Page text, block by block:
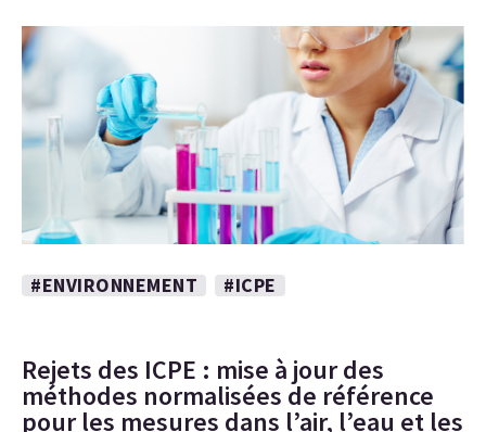
#ENVIRONNEMENT #ICPE
Rejets des ICPE : mise à jour des
méthodes normalisées de référence
pour les mesures dans l’air, l’eau et les